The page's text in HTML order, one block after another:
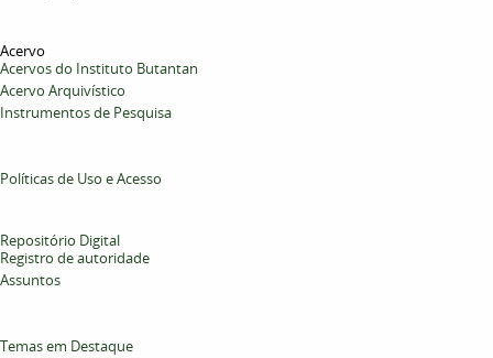
Acervo
Acervos do Instituto Butantan
Acervo Arquivístico
Instrumentos de Pesquisa
Políticas de Uso e Acesso
Repositório Digital
Registro de autoridade
Assuntos
Temas em Destaque